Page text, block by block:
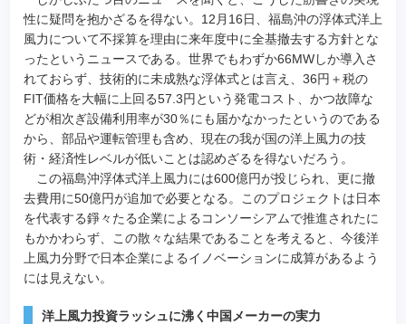
性に疑問を抱かざるを得ない。12月16日、福島沖の浮体式洋上
風力について不採算を理由に来年度中に全基撤去する方針とな
ったというニュースである。世界でもわずか66MWしか導入さ
れておらず、技術的に未成熟な浮体式とは言え、36円＋税の
FIT価格を大幅に上回る57.3円という発電コスト、かつ故障な
どが相次ぎ設備利用率が30％にも届かなかったというのである
から、部品や運転管理も含め、現在の我が国の洋上風力の技
術・経済性レベルが低いことは認めざるを得ないだろう。
この福島沖浮体式洋上風力には600億円が投じられ、更に撤
去費用に50億円が追加で必要となる。このプロジェクトは日本
を代表する錚々たる企業によるコンソーシアムで推進されたに
もかかわらず、この散々な結果であることを考えると、今後洋
上風力分野で日本企業によるイノベーションに成算があるよう
には見えない。
洋上風力投資ラッシュに沸く中国メーカーの実力